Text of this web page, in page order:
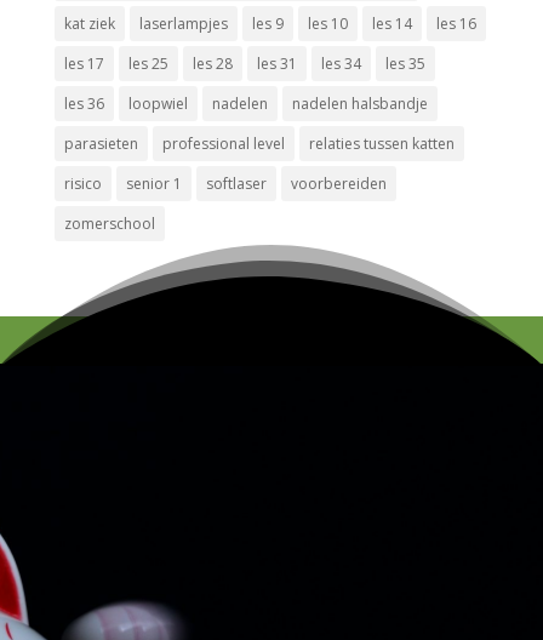
kat ziek
laserlampjes les 9 les 10 les 14
les 16
les 17
les 25 les 28 les 31 les 34
les 35
les 36
loopwiel nadelen
nadelen halsbandje
parasieten
professional level
relaties tussen katten
risico
senior 1 softlaser
voorbereiden
zomerschool